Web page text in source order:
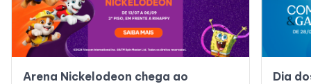
Arena Nickelodeon chega ao
Dia